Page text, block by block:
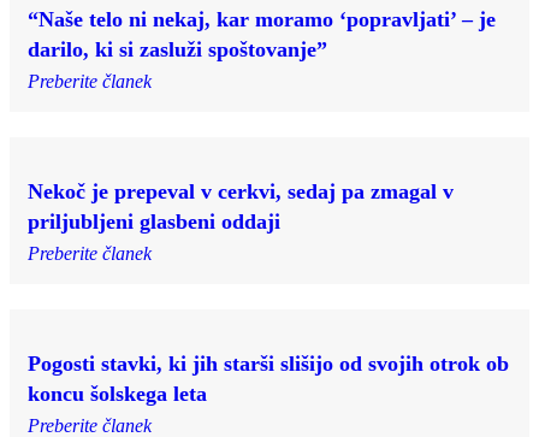
“Naše telo ni nekaj, kar moramo ‘popravljati’ – je
darilo, ki si zasluži spoštovanje”
Preberite članek
Nekoč je prepeval v cerkvi, sedaj pa zmagal v
priljubljeni glasbeni oddaji
Preberite članek
Pogosti stavki, ki jih starši slišijo od svojih otrok ob
koncu šolskega leta
Preberite članek